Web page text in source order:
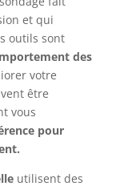
et qui
outils sont
des
votre
être
vous
pour
utilisent des